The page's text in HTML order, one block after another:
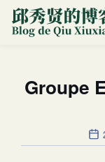
Groupe